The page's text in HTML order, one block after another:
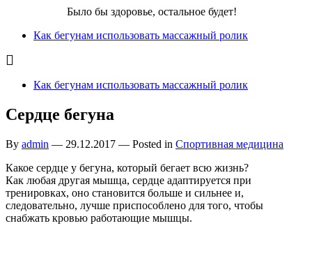
Было бы здоровье, остальное будет!
Как бегунам использовать массажный ролик
Как бегунам использовать массажный ролик
Сердце бегуна
By admin — 29.12.2017 — Posted in Спортивная медицина
Какое сердце у бегуна, который бегает всю жизнь?
Как любая другая мышца, сердце адаптируется при
тренировках, оно становится больше и сильнее и,
следовательно, лучше приспособлено для того, чтобы
снабжать кровью работающие мышцы.